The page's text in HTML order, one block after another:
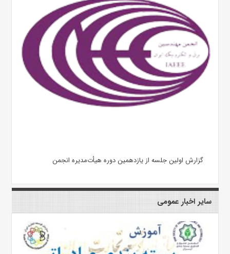
گزارش اولین جلسه از یازدهمین دوره هیأت‌مدیره انجمن
سایر اخبار عمومی